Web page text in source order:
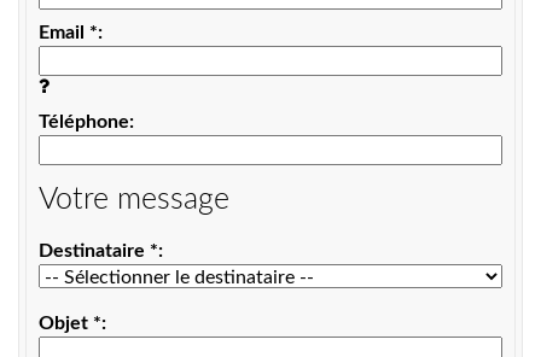
Email *
Téléphone
Votre message
Destinataire *
Objet *